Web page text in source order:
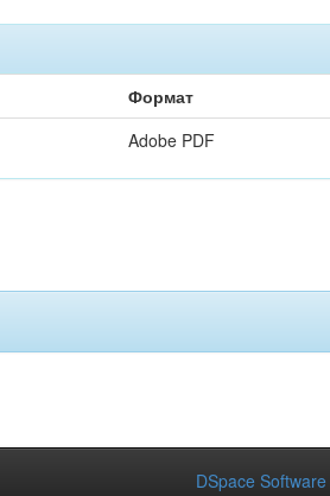
Формат
Adobe PDF
DSpace Software